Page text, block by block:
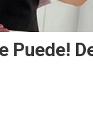
Puede!